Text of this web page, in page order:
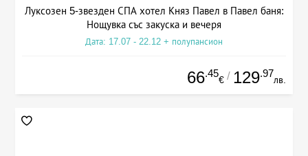
Луксозен 5-звезден СПА хотел Княз Павел в Павел баня:
Нощувка със закуска и вечеря
Дата: 17.07 - 22.12 + полупансион
66.45
€ / 129.97
лв.